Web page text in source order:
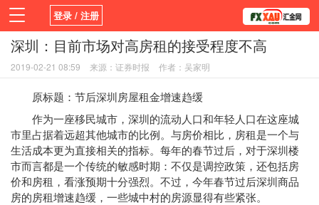
登录 / 注册
首页 活动 新闻 学院
深圳：目前市场对高房租的接受程度不高
2019-02-21 08:59 来源：证券时报 作者：吴家明
原标题：节后深圳房屋租金增速趋缓
作为一座移民城市，深圳的流动人口和年轻人口在这座城
市里占据着远超其他城市的比例。与房价相比，房租是一个与
生活成本更为直接相关的指标。每年的春节过后，对于深圳楼
市而言都是一个传统的敏感时期：不仅是调控政策，还包括房
价和房租，看涨预期十分强烈。不过，今年春节过后深圳商品
房的房租增速趋缓，一些城中村的房源显得有些紧张。